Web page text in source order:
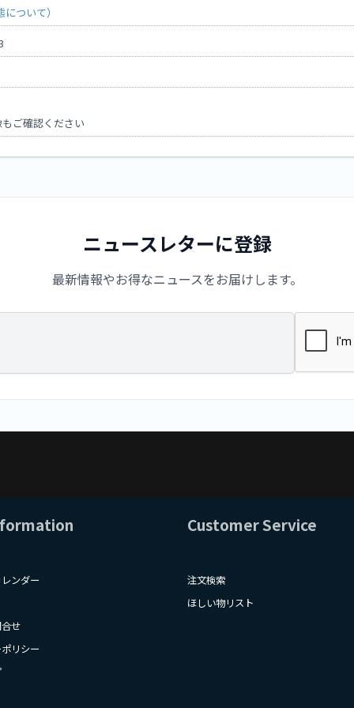
について）
ご確認ください
ニュースレターに登録
最新情報やお得なニュースをお届けします。
ンダー
せ
リシー
Customer Service
注文検索
ほしい物リスト